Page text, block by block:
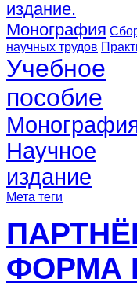
издание.
Монография
научных трудов
Учебное
пособие
Научное
издание
Мета теги
ФОРМА